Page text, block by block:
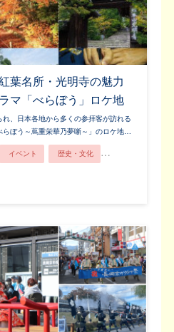
葉名所・光明寺の魅力
マ「べらぼう」ロケ地
、日本各地から多くの参拝客が訪れる
らぼう～蔦重栄華乃夢噺～」のロケ地…
イベント 歴史・文化